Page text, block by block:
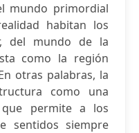
mundo primordial
habitan los
del mundo de la
como la región
otras palabras, la
como una
que permite a los
sentidos siempre